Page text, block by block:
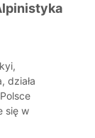
działa
się w